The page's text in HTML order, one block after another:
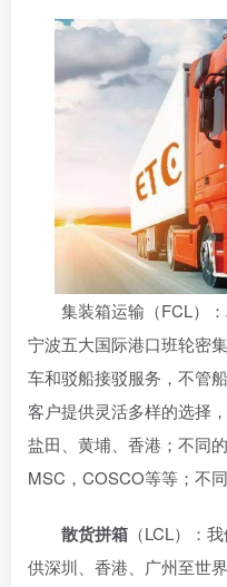
集装箱运输（FCL）
宁波五大国际港口班轮密
车和驳船接驳服务，不管
客户提供灵活多样的选择
盐田、黄埔、香港；不同
MSC，COSCO等等；不
散货拼箱 （LCL）：
供深圳、香港、广州至世